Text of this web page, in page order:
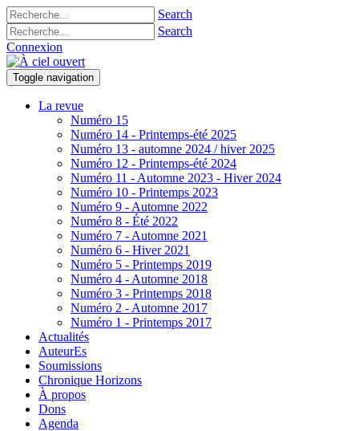
Search
Search
Connexion
Toggle navigation
La revue
Numéro 15
Numéro 14 - Printemps-été 2025
Numéro 13 - automne 2024 / hiver 2025
Numéro 12 - Printemps-été 2024
Numéro 11 - Automne 2023 - Hiver 2024
Numéro 10 - Printemps 2023
Numéro 9 - Automne 2022
Numéro 8 - Été 2022
Numéro 7 - Automne 2021
Numéro 6 - Hiver 2021
Numéro 5 - Printemps 2019
Numéro 4 - Automne 2018
Numéro 3 - Printemps 2018
Numéro 2 - Automne 2017
Numéro 1 - Printemps 2017
Actualités
AuteurEs
Soumissions
Chronique Horizons
À propos
Dons
Agenda